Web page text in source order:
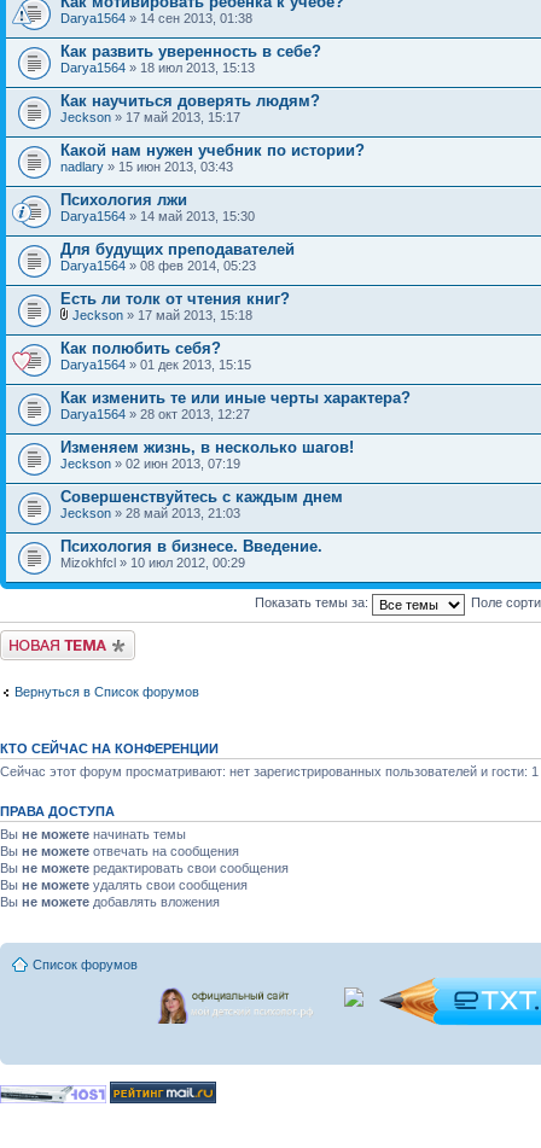
Darya1564 » 14 сен 2013, 01:38
Как развить уверенность в себе?
Darya1564 » 18 июл 2013, 15:13
Как научиться доверять людям?
Jeckson » 17 май 2013, 15:17
Какой нам нужен учебник по истории?
nadlary » 15 июн 2013, 03:43
Психология лжи
Darya1564 » 14 май 2013, 15:30
Для будущих преподавателей
Darya1564 » 08 фев 2014, 05:23
Есть ли толк от чтения книг?
Jeckson » 17 май 2013, 15:18
Как полюбить себя?
Darya1564 » 01 дек 2013, 15:15
Как изменить те или иные черты характера?
Darya1564 » 28 окт 2013, 12:27
Изменяем жизнь, в несколько шагов!
Jeckson » 02 июн 2013, 07:19
Совершенствуйтесь с каждым днем
Jeckson » 28 май 2013, 21:03
Психология в бизнесе. Введение.
Mizokhfcl » 10 июл 2012, 00:29
Показать темы за: Поле
Новая тема
Вернуться в Список форумов
КТО СЕЙЧАС НА КОНФЕРЕНЦИИ
Сейчас этот форум просматривают: нет зарегистрированных пользователей и гости: 1
ПРАВА ДОСТУПА
Вы не можете начинать темы
Вы не можете отвечать на сообщения
Вы не можете редактировать свои сообщения
Вы не можете удалять свои сообщения
Вы не можете добавлять вложения
Список форумов